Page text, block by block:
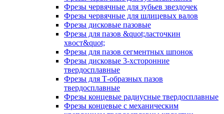
Фрезы червячные для зубьев звездочек
Фрезы червячные для шлицевых валов
Фрезы дисковые пазовые
Фрезы для пазов &quot;ласточкин
хвост&quot;
Фрезы для пазов сегментных шпонок
Фрезы дисковые 3-хсторонние
твердосплавные
Фрезы для Т-образных пазов
твердосплавные
Фрезы концевые радиусные твердосплавные
Фрезы концевые с механическим